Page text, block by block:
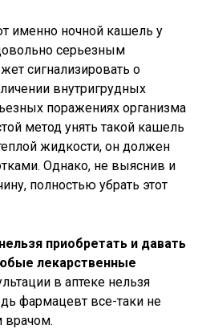
именно ночной кашель у
серьезным
сигнализировать о
внутригрудных
поражениях организма
метод унять такой кашель
жидкости, он должен
Однако, не выяснив и
полностью убрать этот
приобретать и давать
лекарственные
в аптеке нельзя
фармацевт все-таки не
врачом.